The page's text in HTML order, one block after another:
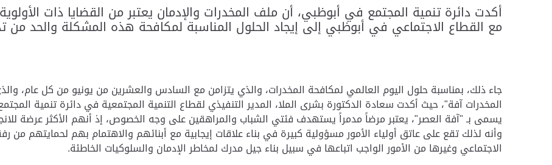
أكدت دائرة تنمية المجتمع في أبوظبي، أن ملف المخدرات والإدمان يعتبر من القضايا ذات
مع القطاع الاجتماعي في أبوظبي إلى إيجاد الحلول المناسبة لمكافحة هذه المشكلة والحد من
جاء ذلك، بمناسبة حلول اليوم العالمي لمكافحة المخدرات، والذي يتزامن مع السادس والعشرين من يونيو من كل عام،
المخدرات آفة"، حيث أكدت سعادة الدكتورة بشرى الملا، المدير التنفيذي لقطاع التنمية المجتمعية في دائرة تنمية
يسمى بـ "آفة العصر"، يعتبر مرضاً مدمراً يستهدف فئتي الشباب والمراهقين على وجه الخصوص، إذ أنهم الأكثر عرضة
وأنه لذلك تقع على عاتق أولياء الأمور مسؤولية كبيرة في بناء علاقات إيجابية مع أبنائهم والاهتمام بهم لحمايتهم من
الاجتماعي وغيرها من الأمور الواجب اتباعها في سبيل بناء جيل مدرك لمخاطر الإدمان والسلوكيات الخاطئة.